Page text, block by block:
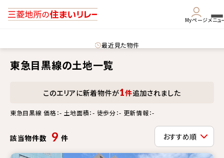
Myページメニュ
最近見た物件
東急目黒線の土地一覧
このエリアに新着物件が1件追加されました
東急目黒線 価格：- 土地面積：- 徒歩分：- 更新情報：-
該当物件数 9 件